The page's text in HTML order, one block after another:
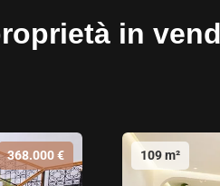
in
368.000 € 109 m²